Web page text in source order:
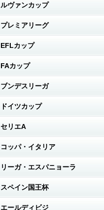
ルヴァンカップ
プレミアリーグ
EFLカップ
FAカップ
ブンデスリーガ
ドイツカップ
セリエA
コッパ・イタリア
リーガ・エスパニョーラ
スペイン国王杯
エールディビジ